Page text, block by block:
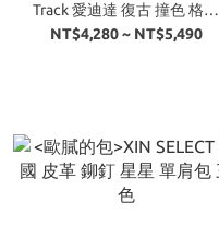
Track 愛迪達 復古 撞色 格紋
雙拉鍊設計 外套 褲子 女版
NT$4,280 ~ NT$5,490